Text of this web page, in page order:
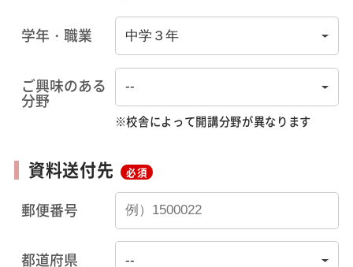
学年・職業
ご興味のある
分野
※校舎によって開講分野が異なります
資料送付先 必須
郵便番号
都道府県